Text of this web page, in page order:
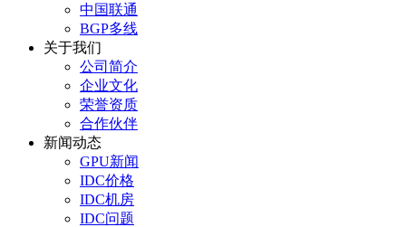
中国联通
BGP多线
关于我们
公司简介
企业文化
荣誉资质
合作伙伴
新闻动态
GPU新闻
IDC价格
IDC机房
IDC问题